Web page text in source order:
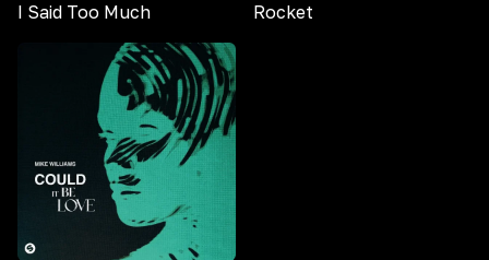
I Said Too Much Rocket